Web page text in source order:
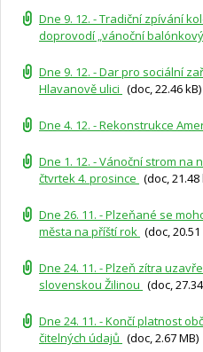
Dne 9. 12. - Tradiční zpívání
doprovodí „vánoční
Dne 9. 12. - Dar pro sociální
Hlavanově ulici (doc, 22.46 kB)
Dne 4. 12. - Rekonstrukce
Dne 1. 12. - Vánoční strom na
čtvrtek 4. prosince (doc, 21.48
Dne 26. 11. - Plzeňané se
města na příští rok (doc, 20.51
Dne 24. 11. - Plzeň zítra
slovenskou Žilinou (doc,
Dne 24. 11. - Končí platnost
čitelných údajů (doc, 2.67 MB)